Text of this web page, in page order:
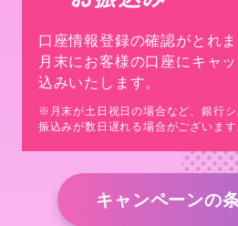
口座情報登録の確認がとれ
月末にお客様の口座にキャ
込みいたします。
※月末が土日祝日の場合など、銀行
振込みが数日遅れる場合がございます
キャンペーンの